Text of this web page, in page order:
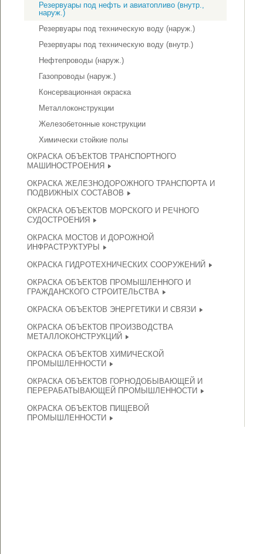
Резервуары под нефть и авиатопливо (внутр.,
наруж.)
Резервуары под техническую воду (наруж.)
Резервуары под техническую воду (внутр.)
Нефтепроводы (наруж.)
Газопроводы (наруж.)
Консервационная окраска
Металлоконструкции
Железобетонные конструкции
Химически стойкие полы
ОКРАСКА ОБЪЕКТОВ ТРАНСПОРТНОГО
МАШИНОСТРОЕНИЯ
ОКРАСКА ЖЕЛЕЗНОДОРОЖНОГО ТРАНСПОРТА И
ПОДВИЖНЫХ СОСТАВОВ
ОКРАСКА ОБЪЕКТОВ МОРСКОГО И РЕЧНОГО
СУДОСТРОЕНИЯ
ОКРАСКА МОСТОВ И ДОРОЖНОЙ
ИНФРАСТРУКТУРЫ
ОКРАСКА ГИДРОТЕХНИЧЕСКИХ СООРУЖЕНИЙ
ОКРАСКА ОБЪЕКТОВ ПРОМЫШЛЕННОГО И
ГРАЖДАНСКОГО СТРОИТЕЛЬСТВА
ОКРАСКА ОБЪЕКТОВ ЭНЕРГЕТИКИ И СВЯЗИ
ОКРАСКА ОБЪЕКТОВ ПРОИЗВОДСТВА
МЕТАЛЛОКОНСТРУКЦИЙ
ОКРАСКА ОБЪЕКТОВ ХИМИЧЕСКОЙ
ПРОМЫШЛЕННОСТИ
ОКРАСКА ОБЪЕКТОВ ГОРНОДОБЫВАЮЩЕЙ И
ПЕРЕРАБАТЫВАЮЩЕЙ ПРОМЫШЛЕННОСТИ
ОКРАСКА ОБЪЕКТОВ ПИЩЕВОЙ
ПРОМЫШЛЕННОСТИ